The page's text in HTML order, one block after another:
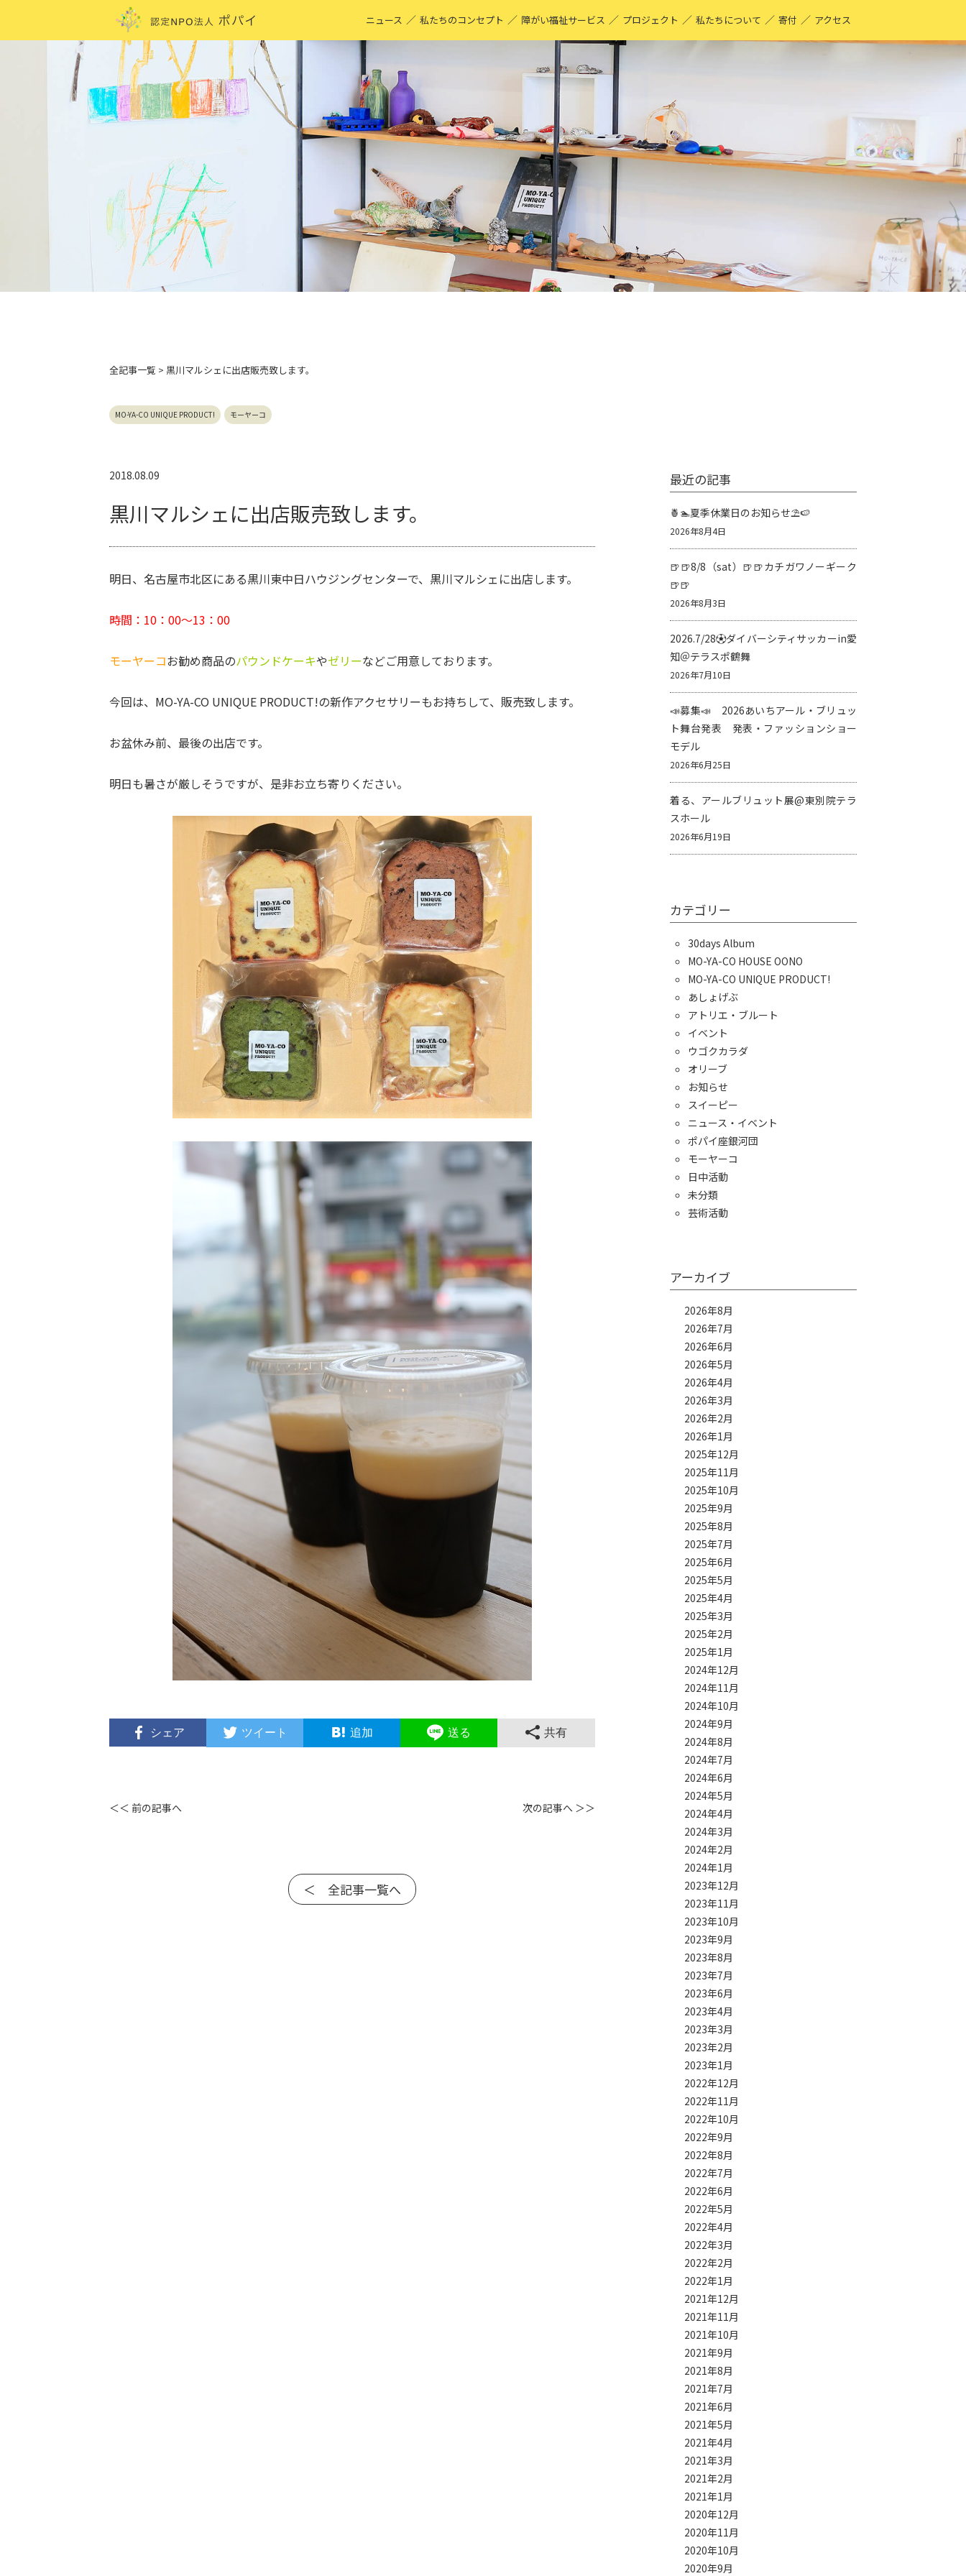
ニュース ／ 私たちのコンセプト ／ 障がい福祉サービス ／ プロジェクト
MO-YA-CO UNIQUE PRODUCT！
アーティストページ
MO-YA-CO キフ
／ 私たちについて ／ 寄付 ／ アクセス
全記事一覧 > 黒川マルシェに出店販売致します。
MO-YA-CO UNIQUE PRODUCT! モーヤーコ
2018.08.09
黒川マルシェに出店販売致します。
明日、名古屋市北区にある黒川東中日ハウジングセンターで、黒川マルシェに出店します。
時間：10：00～13：00
モーヤーコお勧め商品のパウンドケーキやゼリーなどご用意しております。
今回は、MO-YA-CO UNIQUE PRODUCT!の新作アクセサリーもお持ちして、販売致します。
お盆休み前、最後の出店です。
明日も暑さが厳しそうですが、是非お立ち寄りください。
シェア ツイート 追加 送る 共有
＜＜ 前の記事へ 次の記事へ ＞＞
＜ 全記事一覧へ
最近の記事
🍍🏊夏季休業日のお知らせ⛱️🍉
2026年8月4日
🍺🍺8/8（sat）🍺🍺カチガワノーギーク
🍺🍺
2026年8月3日
2026.7/28⚽️ダイバーシティサッカーin愛
知＠テラスポ鶴舞
2026年7月10日
📣募集📣 2026あいちアール・ブリュッ
ト舞台発表 発表・ファッションショー
モデル
2026年6月25日
着る、アールブリュット展@東別院テラ
スホール
2026年6月19日
カテゴリー
30days Album
MO-YA-CO HOUSE OONO
MO-YA-CO UNIQUE PRODUCT!
あしょげぶ
アトリエ・ブルート
イベント
ウゴクカラダ
オリーブ
お知らせ
スイーピー
ニュース・イベント
ポパイ座銀河団
モーヤーコ
日中活動
未分類
芸術活動
アーカイブ
2026年8月
2026年7月
2026年6月
2026年5月
2026年4月
2026年3月
2026年2月
2026年1月
2025年12月
2025年11月
2025年10月
2025年9月
2025年8月
2025年7月
2025年6月
2025年5月
2025年4月
2025年3月
2025年2月
2025年1月
2024年12月
2024年11月
2024年10月
2024年9月
2024年8月
2024年7月
2024年6月
2024年5月
2024年4月
2024年3月
2024年2月
2024年1月
2023年12月
2023年11月
2023年10月
2023年9月
2023年8月
2023年7月
2023年6月
2023年4月
2023年3月
2023年2月
2023年1月
2022年12月
2022年11月
2022年10月
2022年9月
2022年8月
2022年7月
2022年6月
2022年5月
2022年4月
2022年3月
2022年2月
2022年1月
2021年12月
2021年11月
2021年10月
2021年9月
2021年8月
2021年7月
2021年6月
2021年5月
2021年4月
2021年3月
2021年2月
2021年1月
2020年12月
2020年11月
2020年10月
2020年9月